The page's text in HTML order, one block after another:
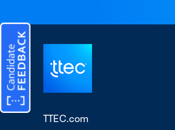
TTEC.com